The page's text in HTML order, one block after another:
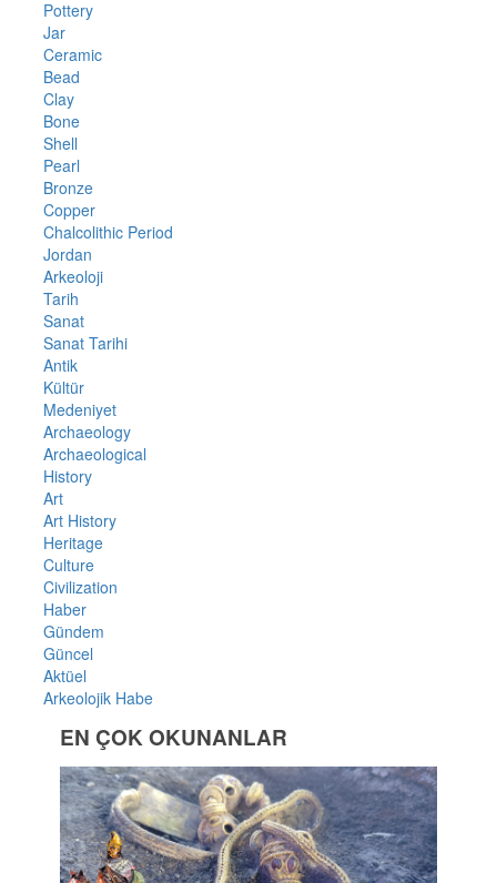
Pottery
Jar
Ceramic
Bead
Clay
Bone
Shell
Pearl
Bronze
Copper
Chalcolithic Period
Jordan
Arkeoloji
Tarih
Sanat
Sanat Tarihi
Antik
Kültür
Medeniyet
Archaeology
Archaeological
History
Art
Art History
Heritage
Culture
Civilization
Haber
Gündem
Güncel
Aktüel
Arkeolojik Habe
EN ÇOK OKUNANLAR